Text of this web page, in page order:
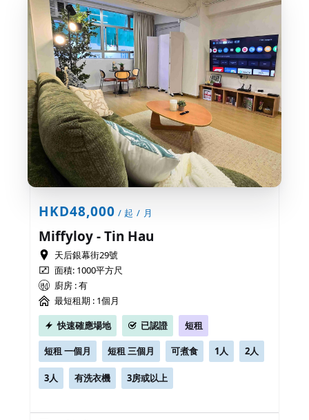
HKD48,000 / 起 / 月
Miffyloy - Tin Hau
天后銀幕街29號
面積: 1000平方尺
廚房 : 有
最短租期 : 1個月
快速確應場地
已認證 短租
短租 一個月 短租 三個月 可煮食 1人 2人
3人 有洗衣機 3房或以上